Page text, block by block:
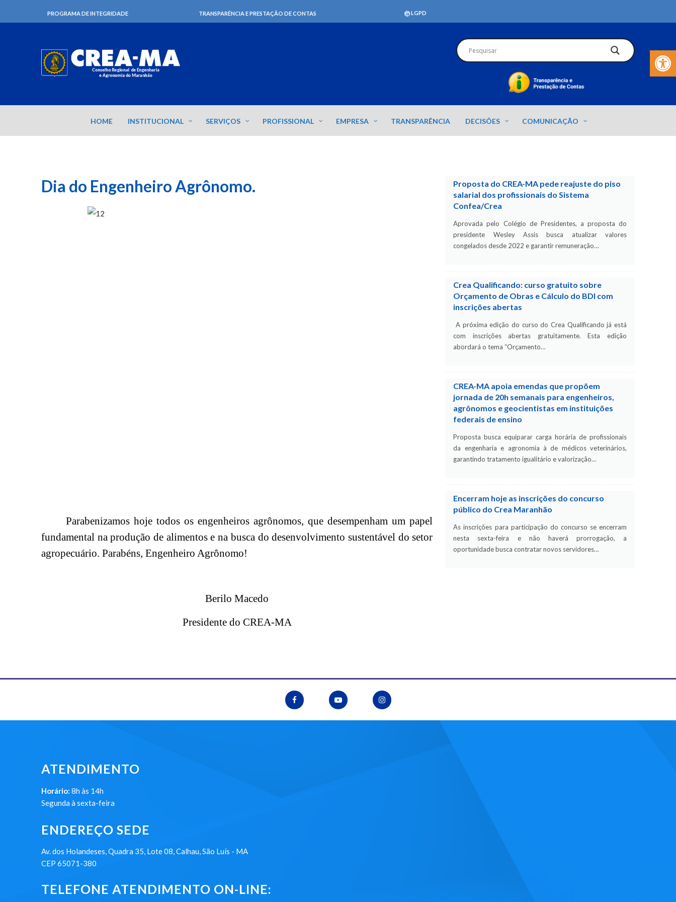
Barra de
PROGRAMA DE INTEGRIDADE TRANSPARÊNCIA E PRESTAÇÃO DE CONTAS LGPD
HOME INSTITUCIONAL SERVIÇOS PROFISSIONAL EMPRESA TRANSPARÊNCIA DECISÕES COMUNICAÇÃO
Dia do Engenheiro Agrônomo.
Parabenizamos hoje todos os engenheiros agrônomos, que desempenham um papel
fundamental na produção de alimentos e na busca do desenvolvimento sustentável do setor
agropecuário. Parabéns, Engenheiro Agrônomo!
Berilo Macedo
Presidente do CREA-MA
Proposta do CREA-MA pede reajuste do piso
salarial dos profissionais do Sistema
Confea/Crea
Aprovada pelo Colégio de Presidentes, a proposta do
presidente Wesley Assis busca atualizar valores
congelados desde 2022 e garantir remuneração…
Crea Qualificando: curso gratuito sobre
Orçamento de Obras e Cálculo do BDI com
inscrições abertas
A próxima edição do curso do Crea Qualificando já está
com inscrições abertas gratuitamente. Esta edição
abordará o tema “Orçamento…
CREA-MA apoia emendas que propõem
jornada de 20h semanais para engenheiros,
agrônomos e geocientistas em instituições
federais de ensino
Proposta busca equiparar carga horária de profissionais
da engenharia e agronomia à de médicos veterinários,
garantindo tratamento igualitário e valorização…
Encerram hoje as inscrições do concurso
público do Crea Maranhão
As inscrições para participação do concurso se encerram
nesta sexta-feira e não haverá prorrogação, a
oportunidade busca contratar novos servidores…
ATENDIMENTO
Horário: 8h às 14h
Segunda à sexta-feira
ENDEREÇO SEDE
Av. dos Holandeses, Quadra 35, Lote 08, Calhau, São Luís - MA
CEP 65071-380
TELEFONE ATENDIMENTO ON-LINE: